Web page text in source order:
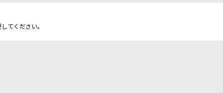
てください。